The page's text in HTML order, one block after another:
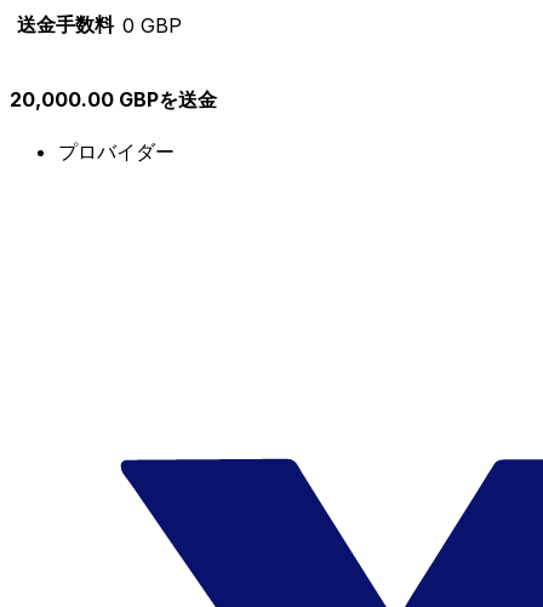
送金手数料 0 GBP
20,000.00 GBPを送金
プロバイダー